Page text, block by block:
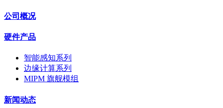
公司概况
硬件产品
智能感知系列
边缘计算系列
MIPM 旗舰模组
新闻动态